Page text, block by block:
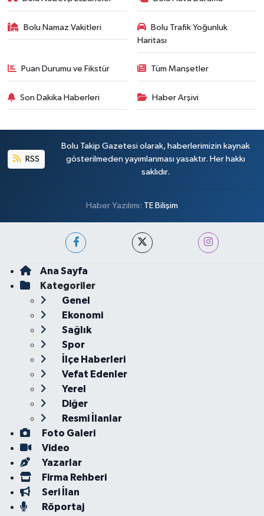
Bolu Namaz Vakitleri
Bolu Trafik Yoğunluk
Haritası
Puan Durumu ve Fikstür Tüm Manşetler
Son Dakika Haberleri Haber Arşivi
RSS
Bolu Takip Gazetesi olarak, haberlerimizin kaynak
gösterilmeden yayımlanması yasaktır. Her hakkı
saklıdır.
Haber Yazılımı: TE Bilişim
Ana Sayfa
Kategoriler
Genel
Ekonomi
Sağlık
Spor
İlçe Haberleri
Vefat Edenler
Yerel
Diğer
Resmi İlanlar
Foto Galeri
Video
Yazarlar
Firma Rehberi
Seri İlan
Röportaj